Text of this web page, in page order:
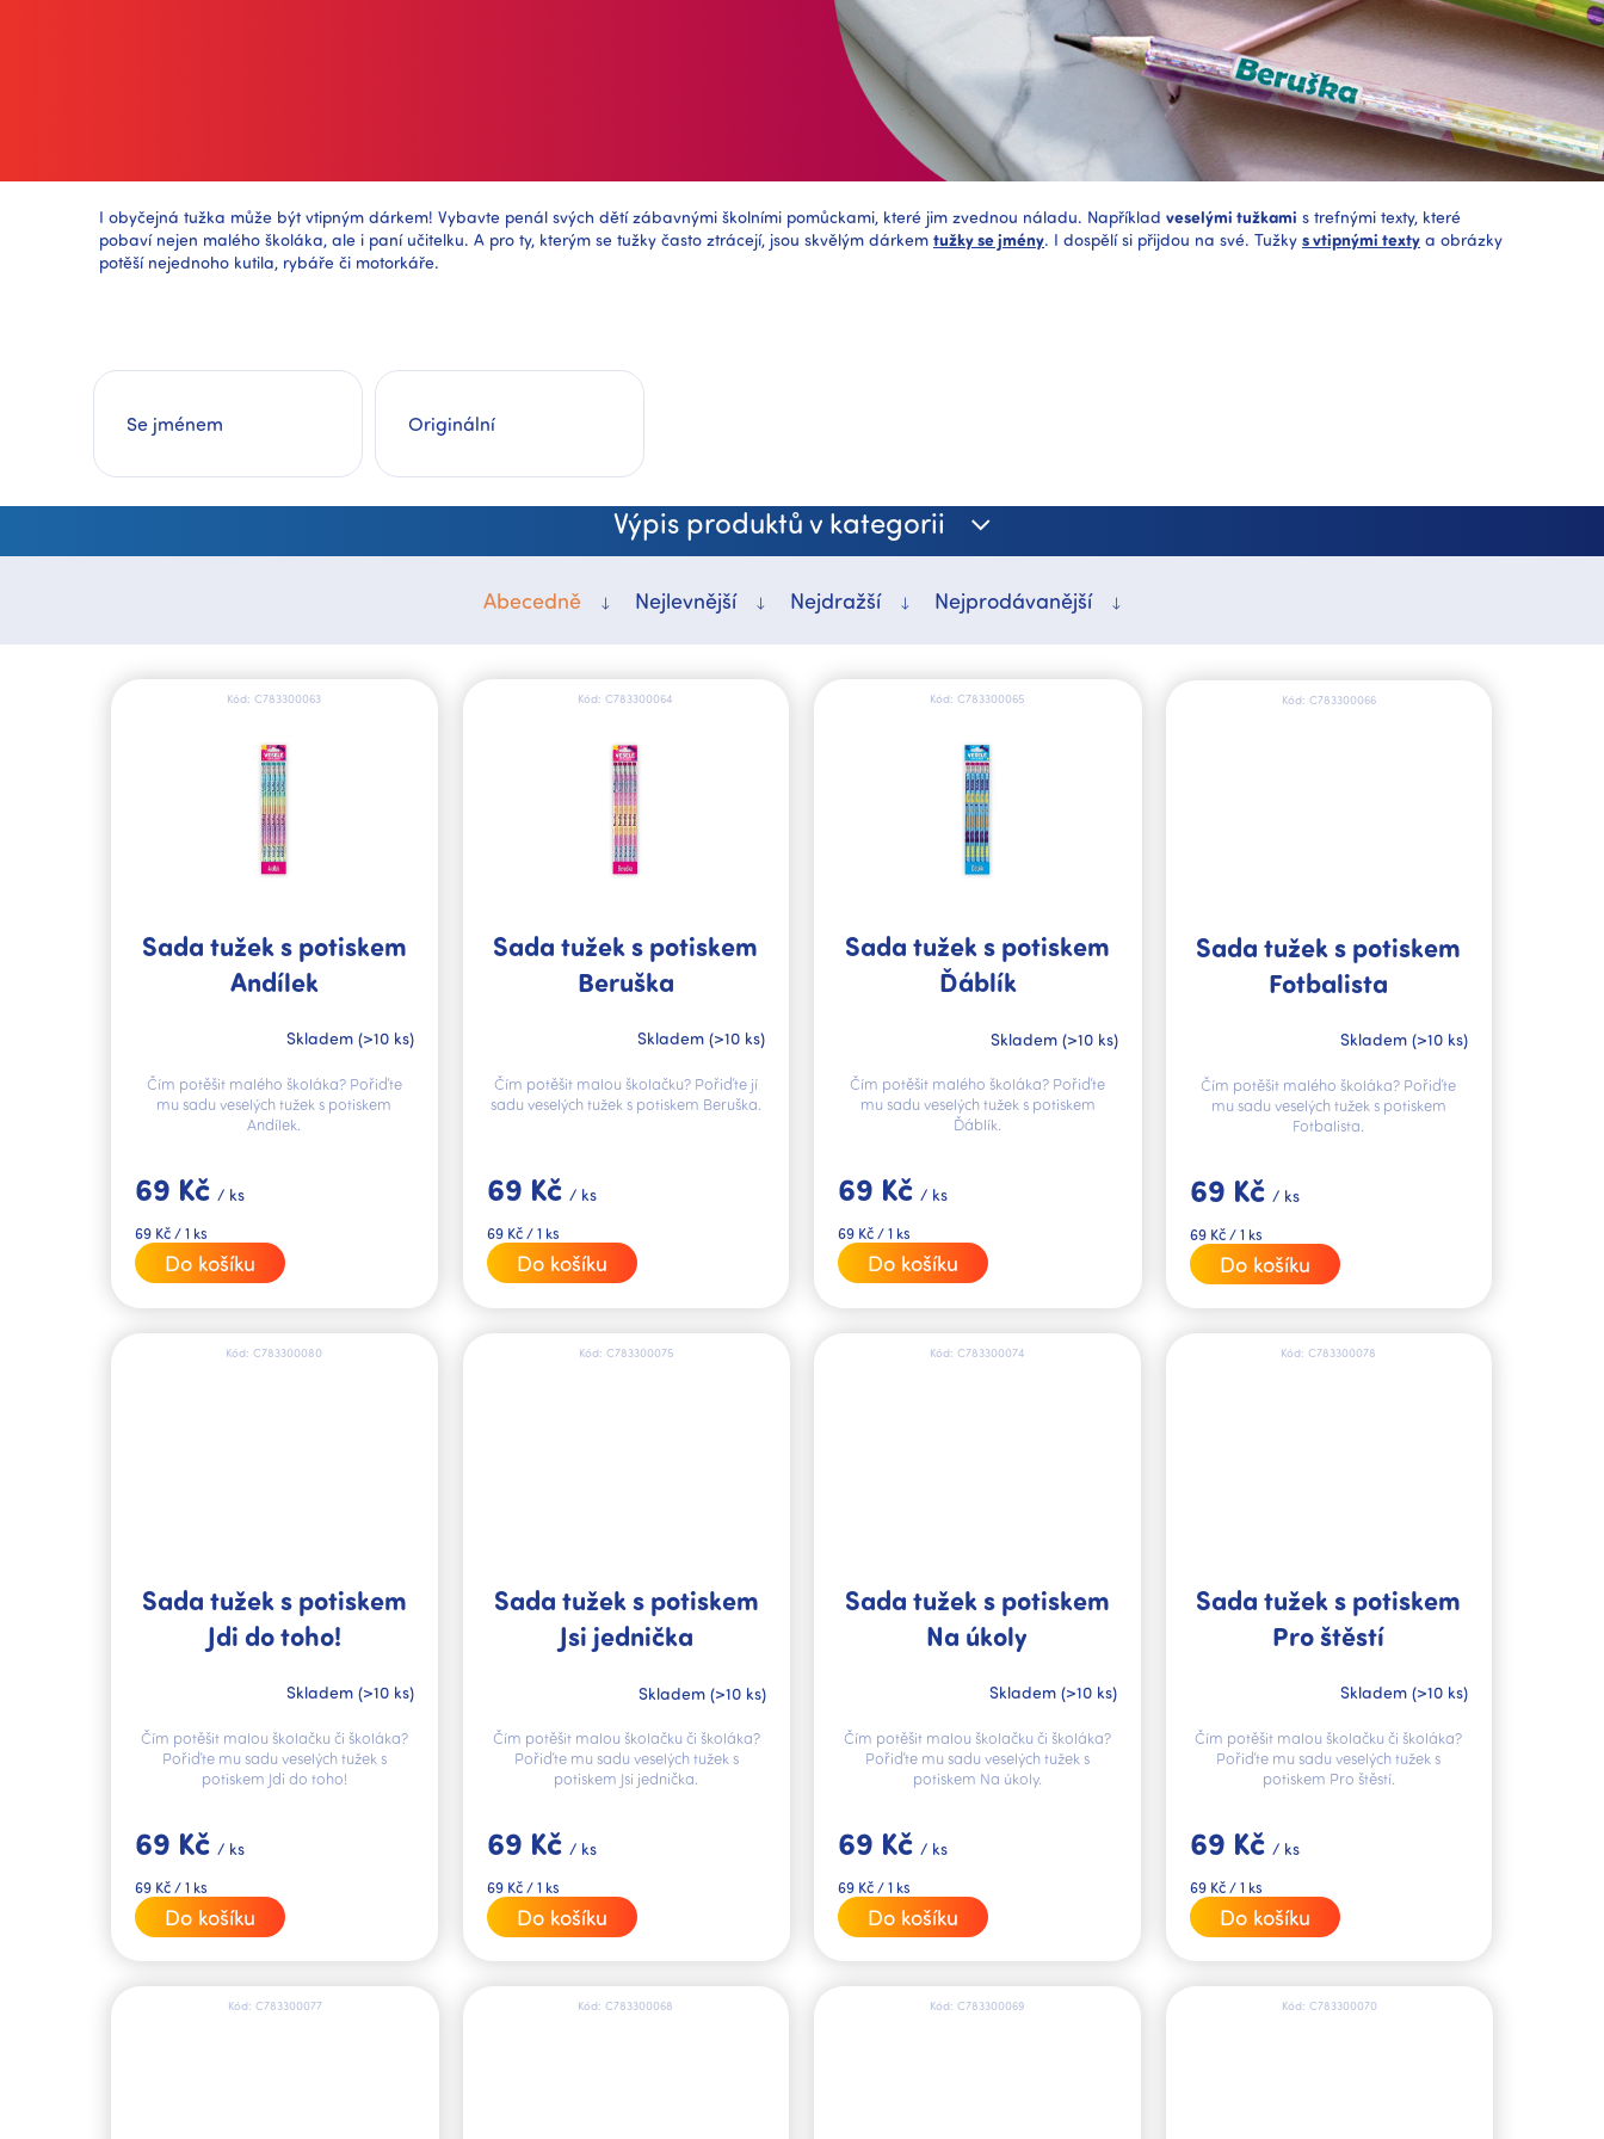
I obyčejná tužka může být vtipným dárkem! Vybavte penál svých dětí zábavnými školními pomůckami, které jim zvednou náladu. Například veselými tužkami s trefnými texty, které
pobaví nejen malého školáka, ale i paní učitelku. A pro ty, kterým se tužky často ztrácejí, jsou skvělým dárkem tužky se jmény. I dospělí si přijdou na své. Tužky s vtipnými texty a obrázky
potěší nejednoho kutila, rybáře či motorkáře.
Se jménem Originální
Výpis produktů v kategorii
Abecedně Nejlevnější Nejdražší Nejprodávanější
Sada tužek s potiskem
Andílek
Skladem (>10 ks)
69 Kč / ks
Měrná
cena:
69 Kč / 1 ks
Do košíku
Čím potěšit malého školáka? Pořiďte
mu sadu veselých tužek s potiskem
Andílek.
Kód:C783300063
Sada tužek s potiskem
Beruška
Skladem (>10 ks)
69 Kč / ks
Měrná
cena:
69 Kč / 1 ks
Do košíku
Čím potěšit malou školačku? Pořiďte jí
sadu veselých tužek s potiskem Beruška.
Kód:C783300064
Sada tužek s potiskem
Ďáblík
Skladem (>10 ks)
69 Kč / ks
Měrná
cena:
69 Kč / 1 ks
Do košíku
Čím potěšit malého školáka? Pořiďte
mu sadu veselých tužek s potiskem
Ďáblík.
Kód:C783300065
Sada tužek s potiskem
Fotbalista
Skladem (>10 ks)
69 Kč / ks
Měrná
cena:
69 Kč / 1 ks
Do košíku
Čím potěšit malého školáka? Pořiďte
mu sadu veselých tužek s potiskem
Fotbalista.
Kód: C783300066
Sada tužek s potiskem
Jdi do toho!
Skladem (>10 ks)
69 Kč / ks
Měrná
cena:
69 Kč / 1 ks
Do košíku
Čím potěšit malou školačku či školáka?
Pořiďte mu sadu veselých tužek s
potiskem Jdi do toho!
Kód:C783300080
Sada tužek s potiskem
Jsi jednička
Skladem (>10 ks)
69 Kč / ks
Měrná
cena:
69 Kč / 1 ks
Do košíku
Čím potěšit malou školačku či školáka?
Pořiďte mu sadu veselých tužek s
potiskem Jsi jednička.
Kód: C783300075
Sada tužek s potiskem
Na úkoly
Skladem (>10 ks)
69 Kč / ks
Měrná
cena:
69 Kč / 1 ks
Do košíku
Čím potěšit malou školačku či školáka?
Pořiďte mu sadu veselých tužek s
potiskem Na úkoly.
Kód: C783300074
Sada tužek s potiskem
Pro štěstí
Skladem (>10 ks)
69 Kč / ks
Měrná
cena:
69 Kč / 1 ks
Do košíku
Čím potěšit malou školačku či školáka?
Pořiďte mu sadu veselých tužek s
potiskem Pro štěstí.
Kód:C783300078
Kód: C783300077 Kód:C783300068 Kód:C783300069 Kód: C783300070